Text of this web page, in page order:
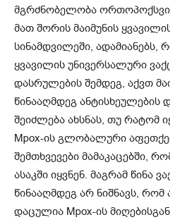
მგრძნობელობა
მათ შორის მაიმუნის
სინამდვილეში, ადამიანებს,
ყვავილის უნივერსალური
დასრულების შემდეგ, აქვთ
წინააღმდეგ ანტისხეულების
შეიძლება ახსნას, თუ რატომ
Mpox-ის გლობალური
შემთხვევები მამაკაცებში,
ასაკში იყვნენ. მაგრამ წინა
წინააღმდეგ არ ნიშნავს,
დაცულია Mpox-ის